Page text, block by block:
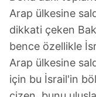
Arap ülkesine
dikkati çeken
bence özellikle
Arap ülkesine
için bu İsrail'in